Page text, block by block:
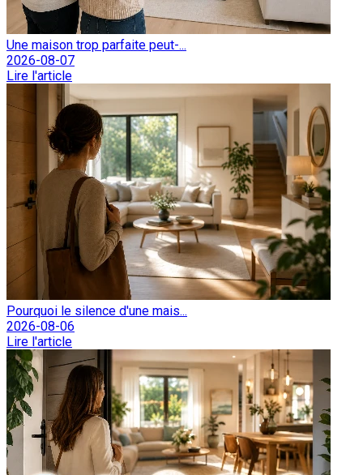
Une maison trop parfaite peut-...
2026-08-07
Lire l'article
Pourquoi le silence d'une mais...
2026-08-06
Lire l'article